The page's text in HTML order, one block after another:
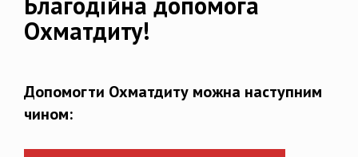
Охматдиту!
Допомогти Охматдиту можна наступним
чином: